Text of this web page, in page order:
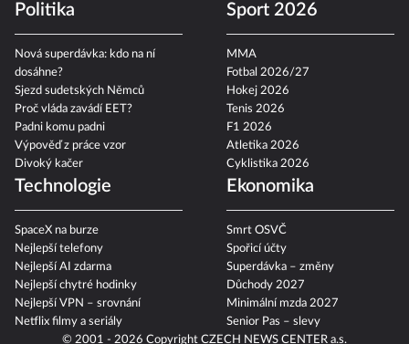
Politika
Nová superdávka: kdo na ní
dosáhne?
Sjezd sudetských Němců
Proč vláda zavádí EET?
Padni komu padni
Výpověď z práce vzor
Divoký kačer
Sport 2026
MMA
Fotbal 2026/27
Hokej 2026
Tenis 2026
F1 2026
Atletika 2026
Cyklistika 2026
Technologie
SpaceX na burze
Nejlepší telefony
Nejlepší AI zdarma
Nejlepší chytré hodinky
Nejlepší VPN – srovnání
Netflix filmy a seriály
Ekonomika
Smrt OSVČ
Spořicí účty
Superdávka – změny
Důchody 2027
Minimální mzda 2027
Senior Pas – slevy
© 2001 - 2026 Copyright CZECH NEWS CENTER a.s.